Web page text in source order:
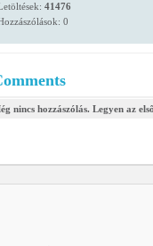
41476
0
nincs hozzászólás. Legyen az